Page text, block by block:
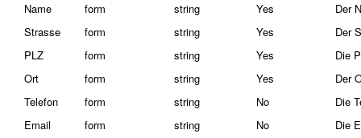
Name
form string Yes
Der
Strasse
form string Yes
Der
PLZ
form string Yes
Die
Ort
form string Yes
Der
Telefon
form string No
Die
Email
form string No Die